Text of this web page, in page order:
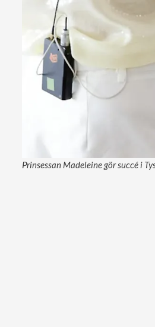
Prinsessan Madeleine gör succé i